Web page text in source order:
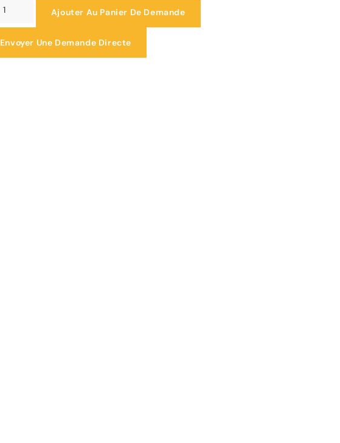
Ajouter Au Panier De Demande
Envoyer Une Demande Directe